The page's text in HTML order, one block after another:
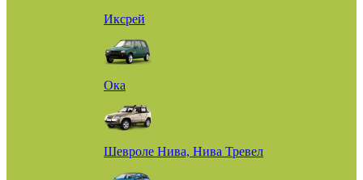
Иксрей
Ока
Шевроле Нива, Нива Тревел